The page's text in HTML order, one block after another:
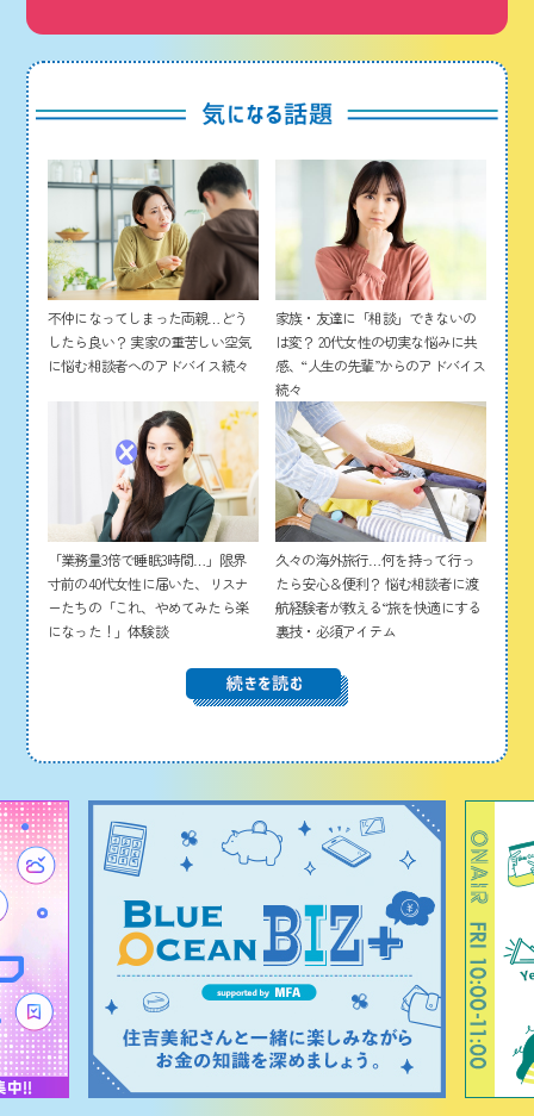
不仲になってしまった両親…どう
したら良い？ 実家の重苦しい空気
に悩む相談者へのアドバイス続々
家族・友達に「相談」できないの
は変？ 20代女性の切実な悩みに共
感、“人生の先輩”からのアドバイス
続々
「業務量3倍で睡眠3時間…」限界
寸前の40代女性に届いた、リスナ
ーたちの「これ、やめてみたら楽
になった！」体験談
久々の海外旅行…何を持って行っ
たら安心＆便利？ 悩む相談者に渡
航経験者が教える“旅を快適にする
裏技・必須アイテム